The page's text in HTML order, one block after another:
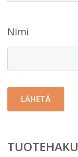
Nimi
TUOTEHAKU